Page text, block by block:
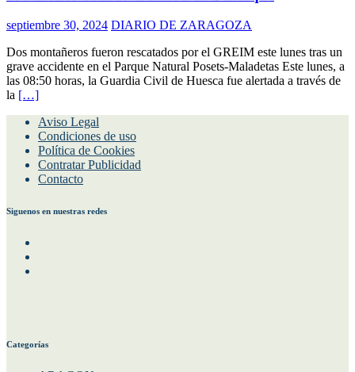
septiembre 30, 2024 DIARIO DE ZARAGOZA
Dos montañeros fueron rescatados por el GREIM este lunes tras un
grave accidente en el Parque Natural Posets-Maladetas Este lunes, a
las 08:50 horas, la Guardia Civil de Huesca fue alertada a través de
la […]
Aviso Legal
Condiciones de uso
Política de Cookies
Contratar Publicidad
Contacto
Siguenos en nuestras redes
Categorías